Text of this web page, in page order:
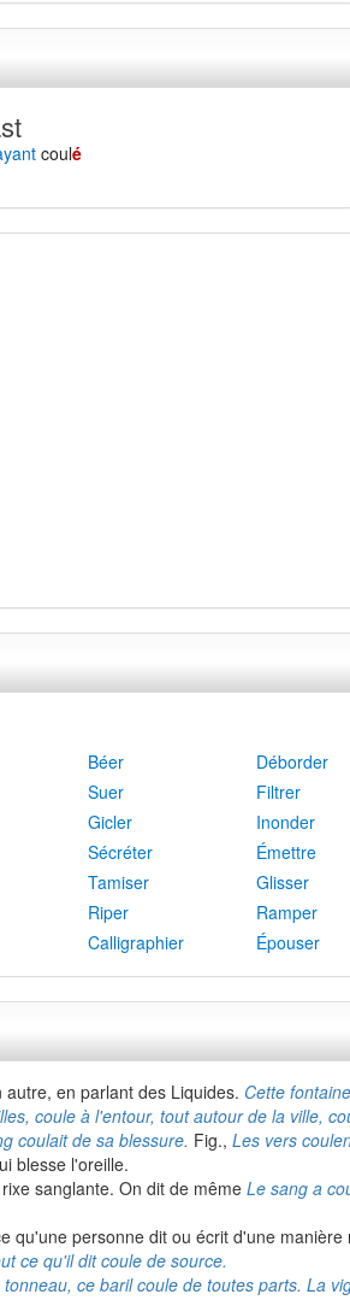
coulé
Béer Déborder
Suer Filtrer
Gicler Inonder
Sécréter Émettre
Tamiser Glisser
Riper Ramper
Calligraphier Épouser
en parlant des Liquides. Cette
coule à l'entour, tout autour de la ville,
coulait de sa blessure. Fig., Les vers
blesse l'oreille.
sanglante. On dit de mêmeLe sang a
qu'une personne dit ou écrit d'une
ce qu'il dit coule de source.
tonneau, ce baril coule de toutes parts. La